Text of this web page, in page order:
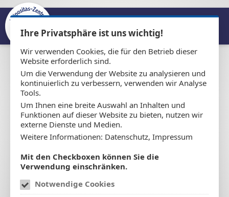
Zum Inhalt springen& Adipositas-Zentrum Lohne
Ihre Privatsphäre ist uns wichtig!
Wir verwenden Cookies, die für den Betrieb dieser
Website erforderlich sind.
Um die Verwendung der Website zu analysieren und
kontinuierlich zu verbessern, verwenden wir Analyse
Tools.
Um Ihnen eine breite Auswahl an Inhalten und
Funktionen auf dieser Website zu bieten, nutzen wir
externe Dienste und Medien.
Weitere Informationen: Datenschutz, Impressum
Mit den Checkboxen können Sie die
Verwendung einschränken.
Notwendige Cookies